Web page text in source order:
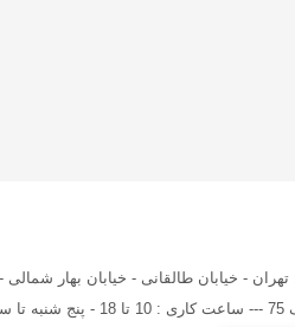
- خیابان طالقانی - خیابان بهار شمالی